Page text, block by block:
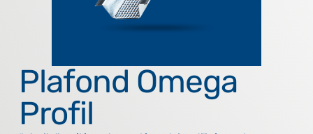
Plafond Omega
Profil